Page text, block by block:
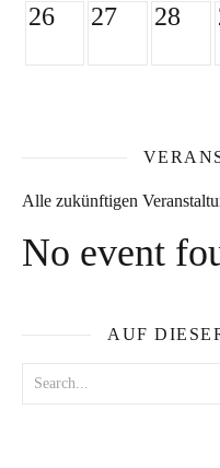
26 27 28
Alle zukünftigen
No event
AUF